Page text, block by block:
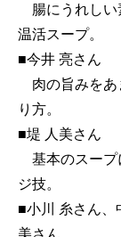
腸にうれしい
温活スープ。
■今井 亮さん
肉の旨みをあ
り方。
■堤 人美さん
基本のスープ
ジ技。
■小川 糸さん、
美さん